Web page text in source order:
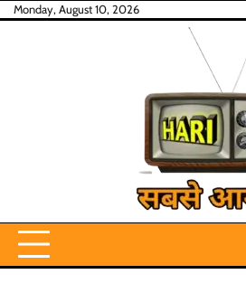
SkipMonday, August 10, 2026